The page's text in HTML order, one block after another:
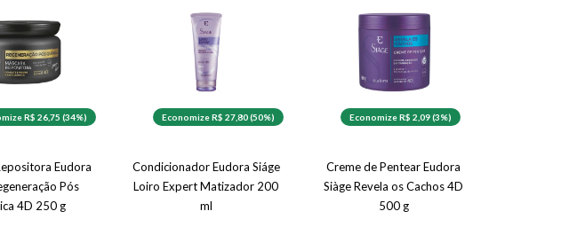
R$ 26,75 (34%)
Eudora
Pós
4D 250 g
Economize R$ 27,80 (50%)
Condicionador Eudora Siáge
Loiro Expert Matizador 200
ml
Economize R$ 2,09 (3%)
Creme de Pentear Eudora
Siàge Revela os Cachos 4D
500 g